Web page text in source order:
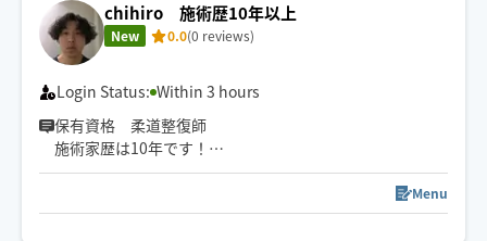
幅広い手技に対応可能です。
スケジュール以外でもご相談ください。
chihiro 施術歴10年以上
New 0.0(0 reviews)
Login Status: Within 3 hours
保有資格 柔道整復師
施術家歴は10年です！
オールハンド施術💆
オーダメイドで圧の調整は対応可能です👍
Menu